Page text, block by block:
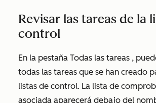
Revisar las tareas de la
control
En la pestaña Todas las tareas ,
todas las tareas que se han creado
listas de control. La lista de
asociada aparecerá debajo del